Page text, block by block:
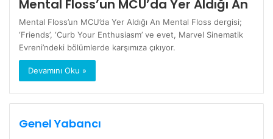
Mental Floss’un MCU’da Yer Aldığı An
Mental Floss’un MCU’da Yer Aldığı An Mental Floss dergisi;
‘Friends’, ‘Curb Your Enthusiasm’ ve evet, Marvel Sinematik
Evreni’ndeki bölümlerde karşımıza çıkıyor.
Devamını Oku »
Genel Yabancı